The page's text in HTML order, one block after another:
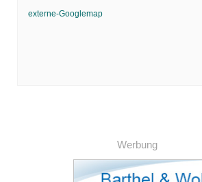
externe-Googlemap
Werbung